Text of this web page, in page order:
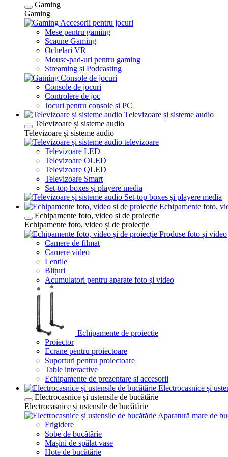
Gaming
Gaming
Accesorii pentru jocuri
Mese pentru gaming
Scaune Gaming
Ochelari VR
Mouse-pad-uri pentru gaming
Streaming și Podcasting
Console de jocuri
Console de jocuri
Controlere de joc
Jocuri pentru console și PC
Televizoare și sisteme audio
Televizoare și sisteme audio
Televizoare și sisteme audio
televizoare
Televizoare LED
Televizoare OLED
Televizoare QLED
Televizoare Smart
Set-top boxes și playere media
Set-top boxes și playere media
Echipamente foto,
Echipamente foto, video și de proiecție
Echipamente foto, video și de proiecție
Produse foto și video
Camere de filmat
Camere video
Lentile
Blițuri
Acumulatori pentru aparate foto și video
Echipamente de proiectie
Proiector
Ecrane pentru proiectoare
Suporturi pentru proiectoare
Table interactive
Echipamente de prezentare si accesorii
Electrocasnice și
Electrocasnice și ustensile de bucătărie
Electrocasnice și ustensile de bucătărie
Aparatură mare de
Frigidere
Sobe de bucătărie
Mașini de spălat vase
Hote de bucătărie